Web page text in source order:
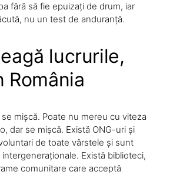
fără să fie epuizați de drum, iar
nu un test de anduranță.
lucrurile,
România
mișcă. Poate nu mereu cu viteza
dar se mișcă. Există ONG-uri și
de toate vârstele și sunt
Există biblioteci,
comunitare care acceptă